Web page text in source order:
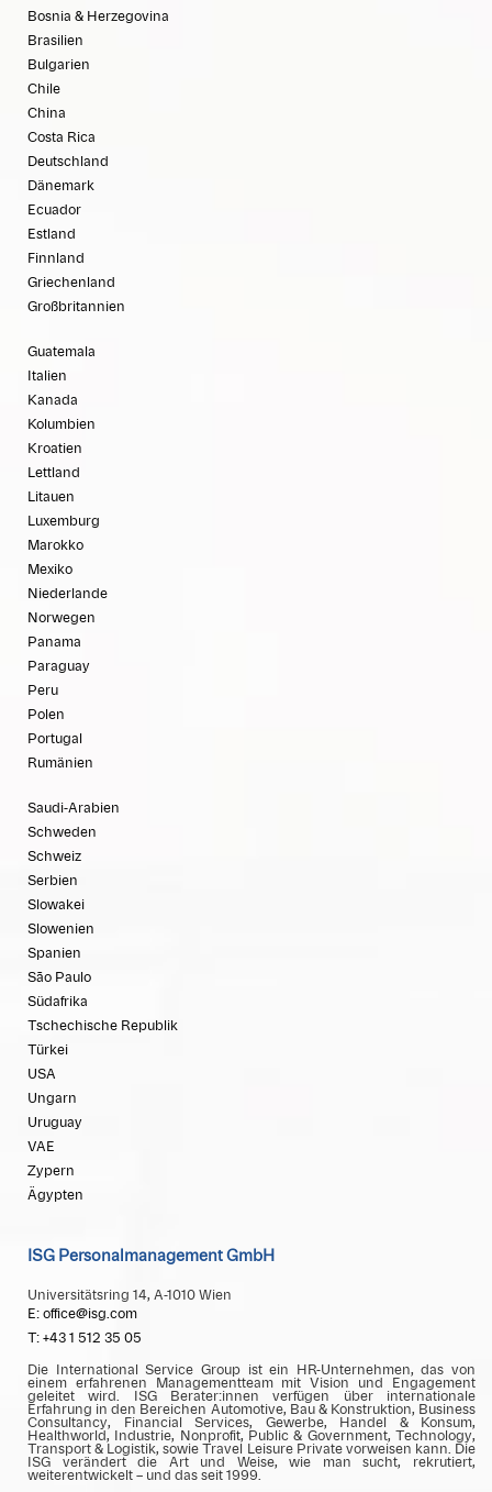
Bosnia & Herzegovina
Brasilien
Bulgarien
Chile
China
Costa Rica
Deutschland
Dänemark
Ecuador
Estland
Finnland
Griechenland
Großbritannien
Guatemala
Italien
Kanada
Kolumbien
Kroatien
Lettland
Litauen
Luxemburg
Marokko
Mexiko
Niederlande
Norwegen
Panama
Paraguay
Peru
Polen
Portugal
Rumänien
Saudi-Arabien
Schweden
Schweiz
Serbien
Slowakei
Slowenien
Spanien
São Paulo
Südafrika
Tschechische Republik
Türkei
USA
Ungarn
Uruguay
VAE
Zypern
Ägypten
ISG Personalmanagement GmbH
Universitätsring 14, A-1010 Wien
E: office@isg.com
T: +43 1 512 35 05
Die International Service Group ist ein HR-Unternehmen, das von
einem erfahrenen Managementteam mit Vision und Engagement
geleitet wird. ISG Berater:innen verfügen über internationale
Erfahrung in den Bereichen Automotive, Bau & Konstruktion, Business
Consultancy, Financial Services, Gewerbe, Handel & Konsum,
Healthworld, Industrie, Nonprofit, Public & Government, Technology,
Transport & Logistik, sowie Travel Leisure Private vorweisen kann. Die
ISG verändert die Art und Weise, wie man sucht, rekrutiert,
weiterentwickelt – und das seit 1999.